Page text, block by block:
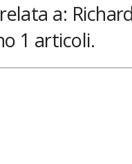
a:
1 articoli.